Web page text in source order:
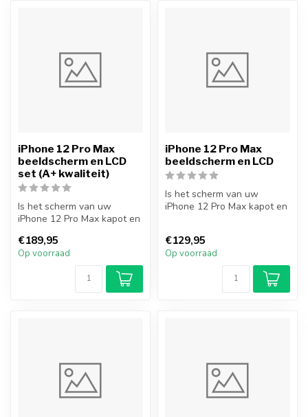
iPhone 12 Pro Max
beeldscherm en LCD
set (A+ kwaliteit)
Is het scherm van uw
iPhone 12 Pro Max kapot en
Met d...
€189,95
Op voorraad
iPhone 12 Pro Max
beeldscherm en LCD
Is het scherm van uw
iPhone 12 Pro Max kapot en
€129,95
Op voorraad